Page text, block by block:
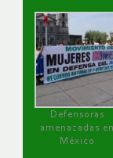
Defensoras
amenazadas en
México